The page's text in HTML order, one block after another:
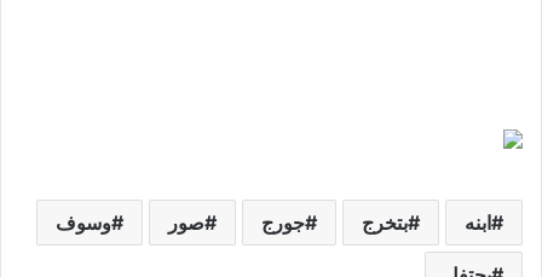
ابنه بتخرج جورج صور وسوف